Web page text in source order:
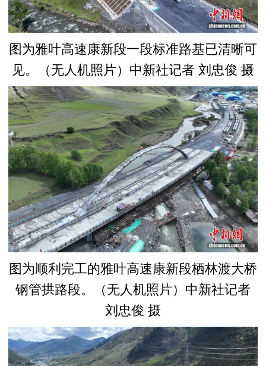
图为雅叶高速康新段一段标准路基已清晰可
见。（无人机照片）中新社记者 刘忠俊 摄
图为顺利完工的雅叶高速康新段栖林渡大桥
钢管拱路段。（无人机照片）中新社记者
刘忠俊 摄